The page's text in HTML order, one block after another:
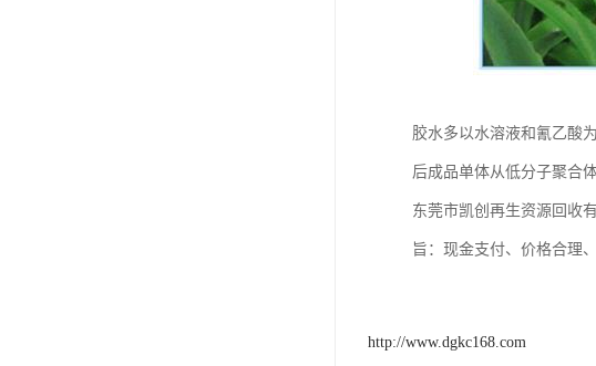
胶水多以水溶液和氰乙酸
后成品单体从低分子聚合
东莞市凯创再生资源回收
旨：现金支付、价格合理
http://www.dgkc168.com